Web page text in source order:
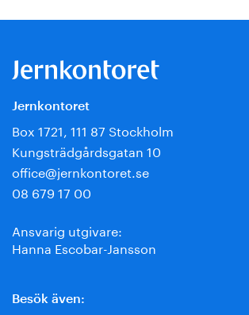
Jernkontoret
Box 1721, 111 87 Stockholm
Kungsträdgårdsgatan 10
office@jernkontoret.se
08 679 17 00
Ansvarig utgivare:
Hanna Escobar-Jansson
Besök även: